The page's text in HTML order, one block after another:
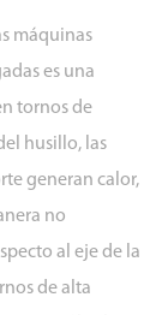
máquinas
es una
tornos de
husillo, las
generan calor,
no
al eje de la
de alta